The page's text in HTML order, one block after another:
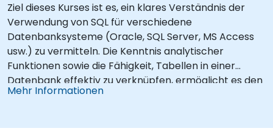
Ziel dieses Kurses ist es, ein klares Verständnis der
Verwendung von SQL für verschiedene
Datenbanksysteme (Oracle, SQL Server, MS Access
usw.) zu vermitteln. Die Kenntnis analytischer
Funktionen sowie die Fähigkeit, Tabellen in einer
Datenbank effektiv zu verknüpfen, ermöglicht es den
Teilnehmern, Datenanalyseoperationen direkt auf
Mehr Informationen